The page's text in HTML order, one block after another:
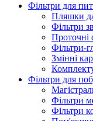
Фільтри для
Пляшки
Фільтри
Проточні
Фільтри-
Змінні
Фільтри для
Фільтри
Фільтри